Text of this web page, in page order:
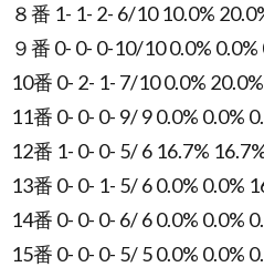
８番 1- 1- 2- 6/10 10.0%
９番 0- 0- 0-10/10 0.0% 0.0%
10番 0- 2- 1- 7/10 0.0%
11番 0- 0- 0- 9/ 9 0.0% 0.0%
12番 1- 0- 0- 5/ 6 16.7%
13番 0- 0- 1- 5/ 6 0.0% 0.0%
14番 0- 0- 0- 6/ 6 0.0% 0.0%
15番 0- 0- 0- 5/ 5 0.0% 0.0%